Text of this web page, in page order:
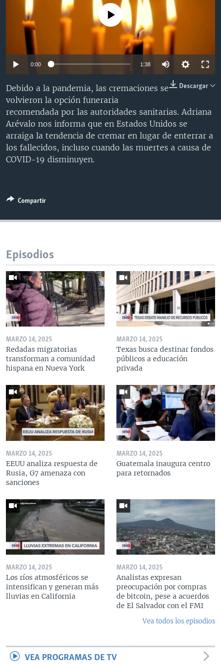
VENEZUELA
BRASIL
NICARAGUA
ECONOMÍA
ENTRETENIMIENTO Y CULTURA
TECNOLOGÍA
DEPORTES
MULTIMEDIA
VIDEOS
FOTOGRAFÍA
AUDIOS
PROGRAMAS TV
EL MUNDO AL DÍA
FORO INTERAMERICANO
LAS CLAVES
PANORAMA
RADIO
AVANCE INFORMATIVO
BUENOS DÍAS AMÉRICA
ESTADOS UNIDOS AL DÍA
EL MUNDO AL DÍA [RADIO]
FORO [RADIO]
ENTRETENIMIENTO
DIRECT
Learning English
SÍGANOS
No media source currently available
0:00 1:38
Descargar
Debido a la pandemia, las cremaciones se
volvieron la opción funeraria
recomendada por las autoridades sanitarias. Adriana
Arévalo nos informa que en Estados Unidos se
arraiga la tendencia de cremar en lugar de enterrar a
los fallecidos, incluso cuando las muertes a causa de
COVID-19 disminuyen.
Compartir
Episodios
MARZO 14, 2025
Redadas migratorias
transforman a comunidad
hispana en Nueva York
MARZO 14, 2025
Texas busca destinar fondos
públicos a educación
privada
MARZO 14, 2025
EEUU analiza respuesta de
Rusia, G7 amenaza con
sanciones
MARZO 14, 2025
Guatemala inaugura centro
para retornados
MARZO 14, 2025
Los ríos atmosféricos se
intensifican y generan más
lluvias en California
MARZO 14, 2025
Analistas expresan
preocupación por compras
de bitcoin, pese a acuerdos
de El Salvador con el FMI
Vea todos los episodios
VEA PROGRAMAS DE TV